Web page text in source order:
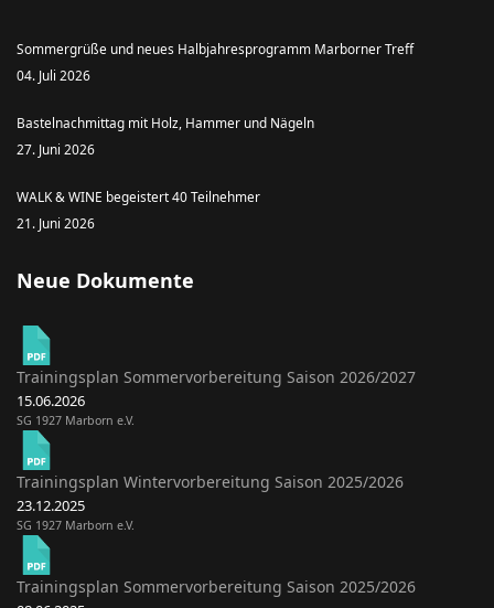
Sommergrüße und neues Halbjahresprogramm Marborner Treff
04. Juli 2026
Bastelnachmittag mit Holz, Hammer und Nägeln
27. Juni 2026
WALK & WINE begeistert 40 Teilnehmer
21. Juni 2026
Neue Dokumente
Trainingsplan Sommervorbereitung Saison 2026/2027
15.06.2026
SG 1927 Marborn e.V.
Trainingsplan Wintervorbereitung Saison 2025/2026
23.12.2025
SG 1927 Marborn e.V.
Trainingsplan Sommervorbereitung Saison 2025/2026